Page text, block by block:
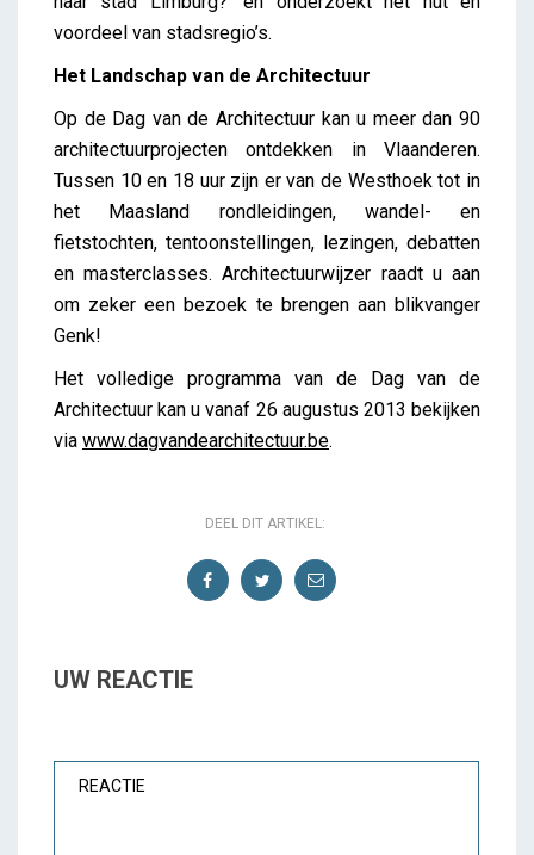
voordeel van stadsregio’s.
Het Landschap van de Architectuur
Op de Dag van de Architectuur kan u meer dan 90
architectuurprojecten ontdekken in Vlaanderen.
Tussen 10 en 18 uur zijn er van de Westhoek tot in
het Maasland rondleidingen, wandel- en
fietstochten, tentoonstellingen, lezingen, debatten
en masterclasses. Architectuurwijzer raadt u aan
om zeker een bezoek te brengen aan blikvanger
Genk!
Het volledige programma van de Dag van de
Architectuur kan u vanaf 26 augustus 2013 bekijken
via www.dagvandearchitectuur.be.
DEEL DIT ARTIKEL:
UW REACTIE